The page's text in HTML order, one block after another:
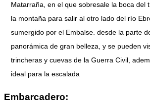
Matarraña, en el que sobresale la boca del
la montaña para salir al otro lado del río
sumergido por el Embalse. desde la parte
panorámica de gran belleza, y se pueden
trincheras y cuevas de la Guerra Civil,
ideal para la escalada
Embarcadero: